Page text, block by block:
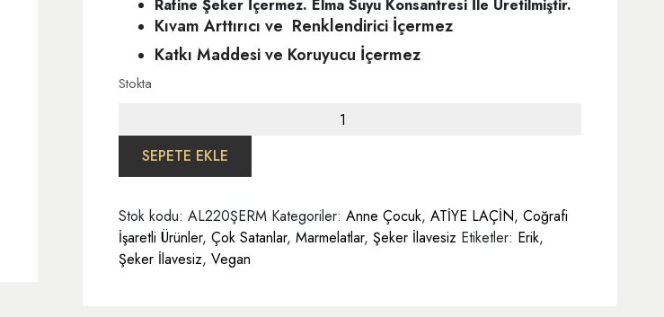
Rafine Şeker İçermez. Elma Suyu Konsantresi İle Üretilmiştir.
Kıvam Arttırıcı ve Renklendirici İçermez
Katkı Maddesi ve Koruyucu İçermez
Stokta
Marmelatı
220
gr
adet
SEPETE EKLE
Stok kodu: AL220ŞERM Kategoriler: Anne Çocuk, ATİYE LAÇİN, Coğrafi
İşaretli Ürünler, Çok Satanlar, Marmelatlar, Şeker İlavesiz Etiketler: Erik,
Şeker İlavesiz, Vegan